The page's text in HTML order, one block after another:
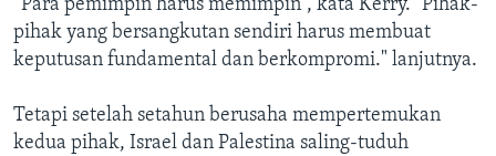
“Para pemimpin harus memimpin”, kata Kerry. "Pihak-
pihak yang bersangkutan sendiri harus membuat
keputusan fundamental dan berkompromi." lanjutnya.
Tetapi setelah setahun berusaha mempertemukan
kedua pihak, Israel dan Palestina saling-tuduh